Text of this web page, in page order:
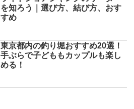
を知ろう｜選び方、結び方、おす
すめ
東京都内の釣り堀おすすめ20選！
手ぶらで子どももカップルも楽し
める！